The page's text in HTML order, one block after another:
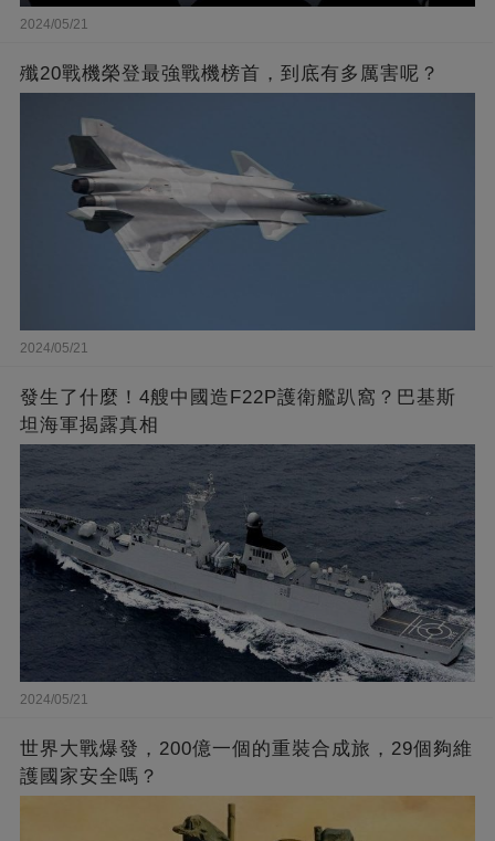
2024/05/21
殲20戰機榮登最強戰機榜首，到底有多厲害呢？
2024/05/21
發生了什麼！4艘中國造F22P護衛艦趴窩？巴基斯
坦海軍揭露真相
2024/05/21
世界大戰爆發，200億一個的重裝合成旅，29個夠維
護國家安全嗎？